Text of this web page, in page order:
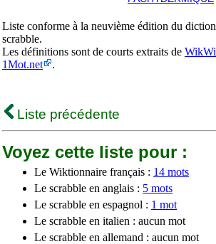
Liste conforme à la neuvième édition du
scrabble.
Les définitions sont de courts extraits de
1Mot.net
.
Liste précédente
Voyez cette liste pour :
Le Wiktionnaire français : 14 mots
Le scrabble en anglais : 5 mots
Le scrabble en espagnol : 1 mot
Le scrabble en italien : aucun mot
Le scrabble en allemand : aucun mot